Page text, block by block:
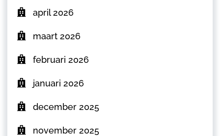
april 2026
maart 2026
februari 2026
januari 2026
december 2025
november 2025